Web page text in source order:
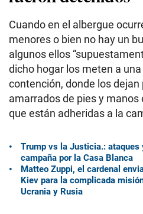
Cuando en el albergue
menores o bien no hay un
algunos ellos
dicho hogar los meten a
contención, donde los
amarrados de pies y
que están adheridas a la
Trump vs la Justicia.: ataques
campaña por la Casa Blanca
Matteo Zuppi, el cardenal
Kiev para la complicada
Ucrania y Rusia